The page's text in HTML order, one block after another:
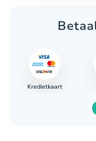
Kredietkaart